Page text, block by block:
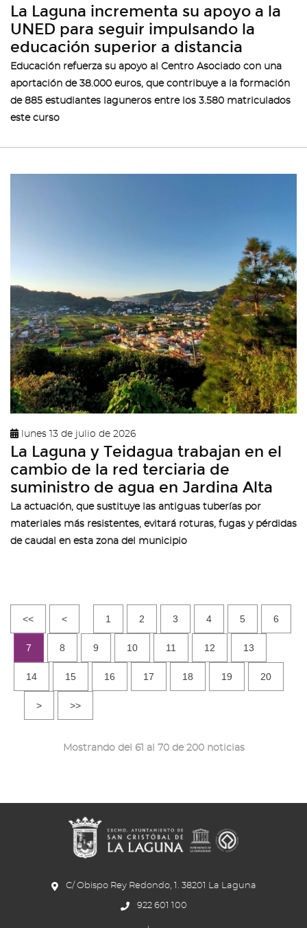
La Laguna incrementa su apoyo a la
UNED para seguir impulsando la
educación superior a distancia
Educación refuerza su apoyo al Centro Asociado con una
aportación de 38.000 euros, que contribuye a la formación
de 885 estudiantes laguneros entre los 3.580 matriculados
este curso
lunes 13 de julio de 2026
La Laguna y Teidagua trabajan en el
cambio de la red terciaria de
suministro de agua en Jardina Alta
La actuación, que sustituye las antiguas tuberías por
materiales más resistentes, evitará roturas, fugas y pérdidas
de caudal en esta zona del municipio
<< < 1 2 3 4 5 6
7 8 9 10 11 12 13
14 15 16 17 18 19 20
> >>
Mostrando del 61 al 70 de 200 noticias
C/ Obispo Rey Redondo, 1. 38201 La Laguna
922 601 100